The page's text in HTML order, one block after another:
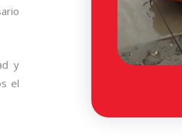
y
el